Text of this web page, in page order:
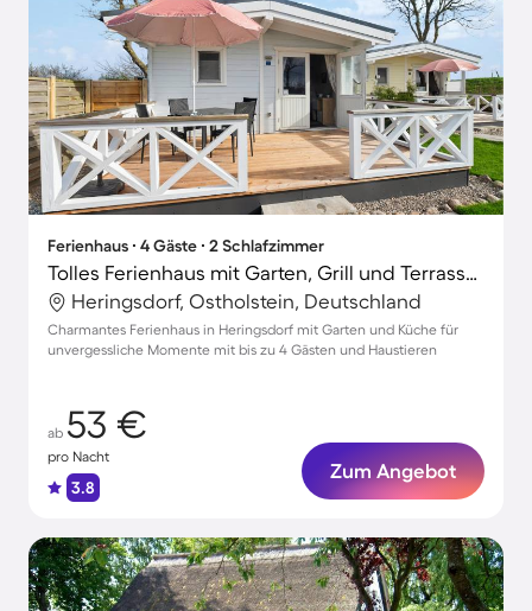
Ferienhaus ∙ 4 Gäste ∙ 2 Schlafzimmer
Tolles Ferienhaus mit Garten, Grill und Terrasse | Nah am Strand | Haustiere erlaubt
Heringsdorf, Ostholstein, Deutschland
Charmantes Ferienhaus in Heringsdorf mit Garten und Küche für
unvergessliche Momente mit bis zu 4 Gästen und Haustieren
ab 53 €
pro Nacht
3.8
Zum Angebot